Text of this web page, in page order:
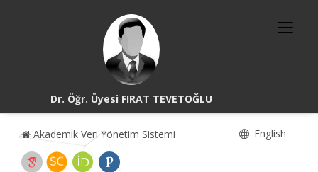
Dr. Öğr. Üyesi FIRAT TEVETOĞLU
Akademik Veri Yönetim Sistemi English